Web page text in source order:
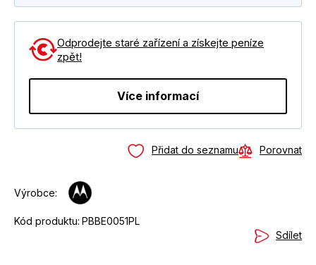
Odprodejte staré zařízení a získejte peníze
zpět!
Více informací
Přidat do seznamu Porovnat
Výrobce:
Kód produktu: PBBE0051PL
Sdílet